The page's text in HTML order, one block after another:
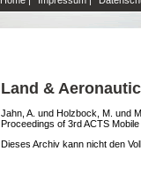
Land &
Jahn, A. und Holzbock, M. und
Proceedings of 3rd ACTS
Dieses Archiv kann nicht den